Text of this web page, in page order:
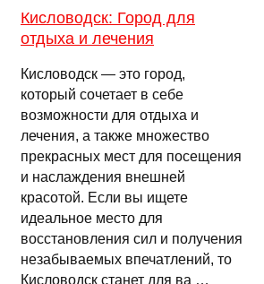
Кисловодск: Город для
отдыха и лечения
Кисловодск — это город,
который сочетает в себе
возможности для отдыха и
лечения, а также множество
прекрасных мест для посещения
и наслаждения внешней
красотой. Если вы ищете
идеальное место для
восстановления сил и получения
незабываемых впечатлений, то
Кисловодск станет для ва …